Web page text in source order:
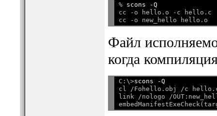
% scons -Q
cc -o hello.o -c hello.c
Файл
когда
C:\>scons -Q
cl /Fohello.obj /c
link /nologo /